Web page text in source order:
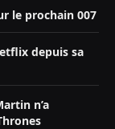
le prochain 007
depuis sa
n’a